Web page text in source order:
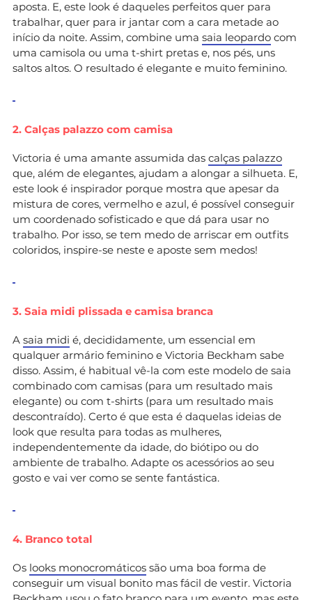
aposta. E, este look é daqueles perfeitos quer para
trabalhar, quer para ir jantar com a cara metade ao
início da noite. Assim, combine uma saia leopardo com
uma camisola ou uma t-shirt pretas e, nos pés, uns
saltos altos. O resultado é elegante e muito feminino.
2. Calças palazzo com camisa
Victoria é uma amante assumida das calças palazzo
que, além de elegantes, ajudam a alongar a silhueta. E,
este look é inspirador porque mostra que apesar da
mistura de cores, vermelho e azul, é possível conseguir
um coordenado sofisticado e que dá para usar no
trabalho. Por isso, se tem medo de arriscar em outfits
coloridos, inspire-se neste e aposte sem medos!
3. Saia midi plissada e camisa branca
A saia midi é, decididamente, um essencial em
qualquer armário feminino e Victoria Beckham sabe
disso. Assim, é habitual vê-la com este modelo de saia
combinado com camisas (para um resultado mais
elegante) ou com t-shirts (para um resultado mais
descontraído). Certo é que esta é daquelas ideias de
look que resulta para todas as mulheres,
independentemente da idade, do biótipo ou do
ambiente de trabalho. Adapte os acessórios ao seu
gosto e vai ver como se sente fantástica.
4. Branco total
Os looks monocromáticos são uma boa forma de
conseguir um visual bonito mas fácil de vestir. Victoria